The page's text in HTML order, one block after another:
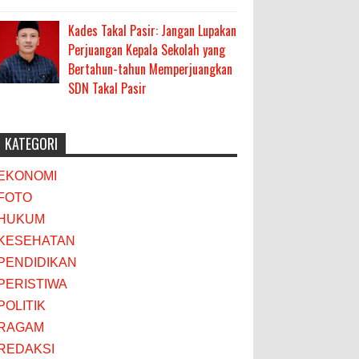
Kades Takal Pasir: Jangan Lupakan
Perjuangan Kepala Sekolah yang
Bertahun-tahun Memperjuangkan
SDN Takal Pasir
KATEGORI